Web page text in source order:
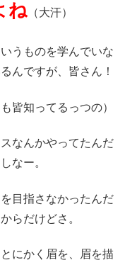
ね （大汗）
うものを学んでいな
んですが、皆さん！
皆知ってるっつの）
なんかやってたんだ
なー。
目指さなかったんだ
らだけどさ。
にかく眉を、眉を描